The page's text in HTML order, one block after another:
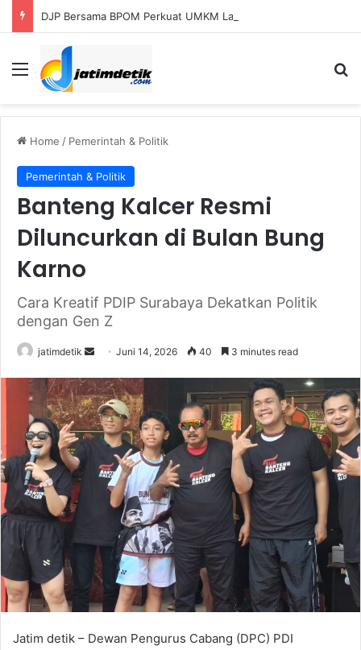
Menu
Home / Pemerintah & Politik
Pemerintah & Politik
Banteng Kalcer Resmi
Diluncurkan di Bulan Bung
Karno
Cara Kreatif PDIP Surabaya Dekatkan Politik
dengan Gen Z
jatimdetik
n
d
a
e
l
Juni 14, 2026 40 3 minutes read
Jatim detik – Dewan Pengurus Cabang (DPC) PDI